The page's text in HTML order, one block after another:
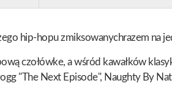
hip-hopu zmiksowanychrazem na
czołówke, a wśród kawałków
"The Next Episode", Naughty By